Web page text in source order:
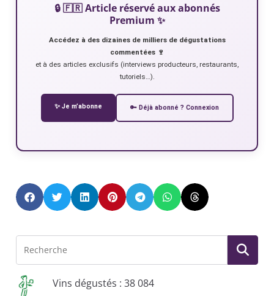
🔒 🇫🇷 Article réservé aux abonnés
Premium ✨
Accédez à des dizaines de milliers de dégustations
commentées 🍷
et à des articles exclusifs (interviews producteurs, restaurants,
tutoriels…).
✨ Je m’abonne 🔑 Déjà abonné ? Connexion
Vins dégustés : 38 084